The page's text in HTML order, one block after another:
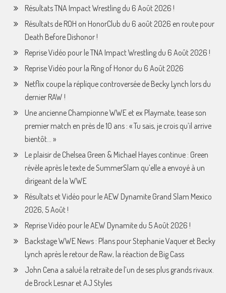
Résultats TNA Impact Wrestling du 6 Août 2026 !
Résultats de ROH on HonorClub du 6 août 2026 en route pour
Death Before Dishonor !
Reprise Vidéo pour le TNA Impact Wrestling du 6 Août 2026 !
Reprise Vidéo pour la Ring of Honor du 6 Août 2026
Netflix coupe la réplique controversée de Becky Lynch lors du
dernier RAW !
Une ancienne Championne WWE et ex Playmate, tease son
premier match en près de 10 ans : « Tu sais, je crois qu’il arrive
bientôt… »
Le plaisir de Chelsea Green & Michael Hayes continue : Green
révèle après le texte de SummerSlam qu’elle a envoyé à un
dirigeant de la WWE
Résultats et Vidéo pour le AEW Dynamite Grand Slam Mexico
2026, 5 Août !
Reprise Vidéo pour le AEW Dynamite du 5 Août 2026 !
Backstage WWE News : Plans pour Stephanie Vaquer et Becky
Lynch après le retour de Raw, la réaction de Big Cass
John Cena a salué la retraite de l’un de ses plus grands rivaux.
de Brock Lesnar et AJ Styles